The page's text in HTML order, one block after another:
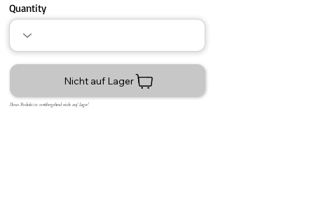
Quantity
Nicht auf Lager
Dieses Produkt ist vorübergehend nicht auf Lager!